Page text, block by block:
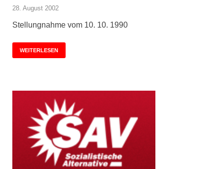
28. August 2002
Stellungnahme vom 10. 10. 1990
WEITERLESEN